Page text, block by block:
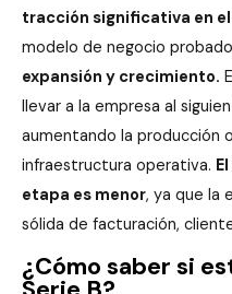
tracción significativa en
modelo de negocio
expansión y crecimiento.
llevar a la empresa al
aumentando la producción
infraestructura operativa.
etapa es menor, ya que la
sólida de facturación,
¿Cómo saber si